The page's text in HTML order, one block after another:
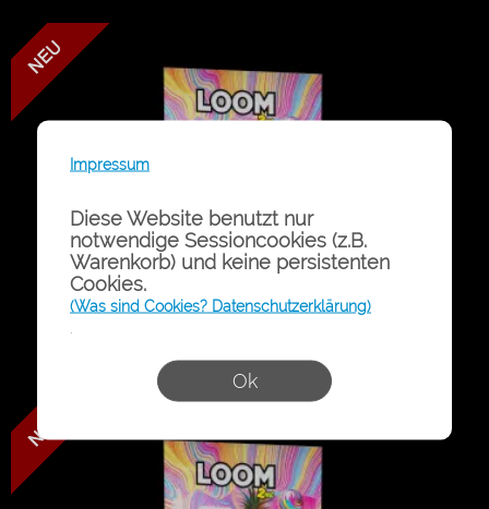
Impressum
Diese Website benutzt nur
notwendige Sessioncookies (z.B.
Warenkorb) und keine persistenten
Cookies.
(Was sind Cookies? Datenschutzerklärung)
Ok